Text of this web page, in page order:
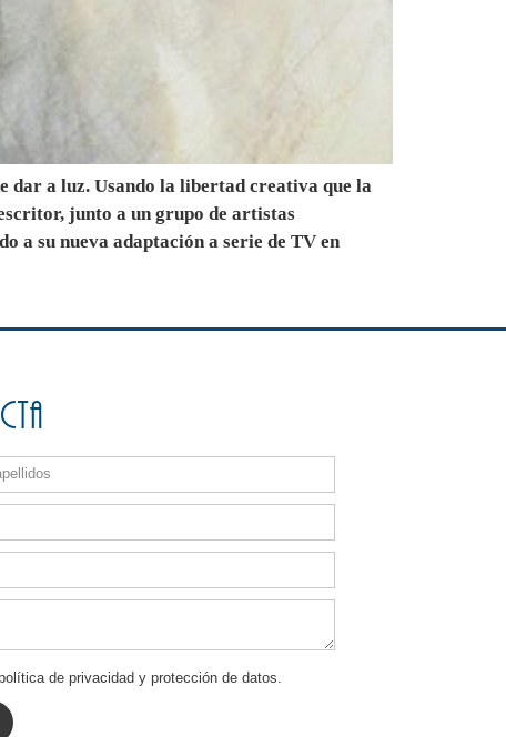
dar a luz. Usando la libertad creativa que la
junto a un grupo de artistas
a su nueva adaptación a serie de TV en
de privacidad y protección de datos.